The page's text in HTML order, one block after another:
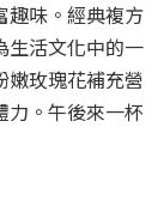
趣味。經典複方
生活文化中的一
嫩玫瑰花補充營
力。午後來一杯